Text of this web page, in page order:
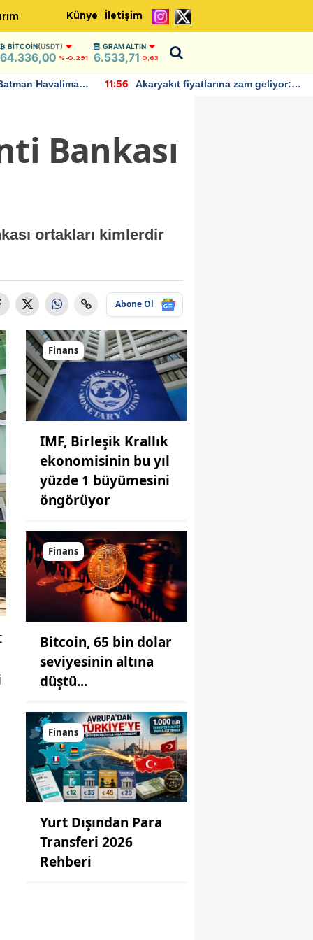
Künye İletişim
BITCOIN(USDT)
64.336,00 %-0.291
GRAM ALTIN
6.533,71 0,63
Havalimanı
11:56
Akaryakıt fiyatlarına zam geliyor:
Bankası
ortakları kimlerdir
Abone Ol
Finans
IMF, Birleşik Krallık
ekonomisinin bu yıl
yüzde 1 büyümesini
öngörüyor
Finans
Bitcoin, 65 bin dolar
seviyesinin altına
düştü...
Finans
Yurt Dışından Para
Transferi 2026
Rehberi